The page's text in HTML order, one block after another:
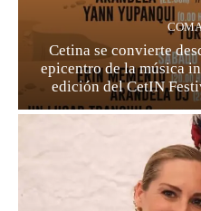
Cetina se convierte
epicentro de la música
edición del CetIN